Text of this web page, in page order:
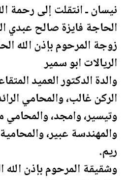
نيسان ـ انتقلت إلىرحمة
الحاجة فايزة صالح عبدي
زوجة المرحوم بإذن الله
الريالات ابو سمير
والدة الدكتور العميد
الركن غالب، والمحامي
وتيسير، وامجد، والمحامي
والمهندسة عبير،
ريم.
وشقيقة المرحوم بإذن الله